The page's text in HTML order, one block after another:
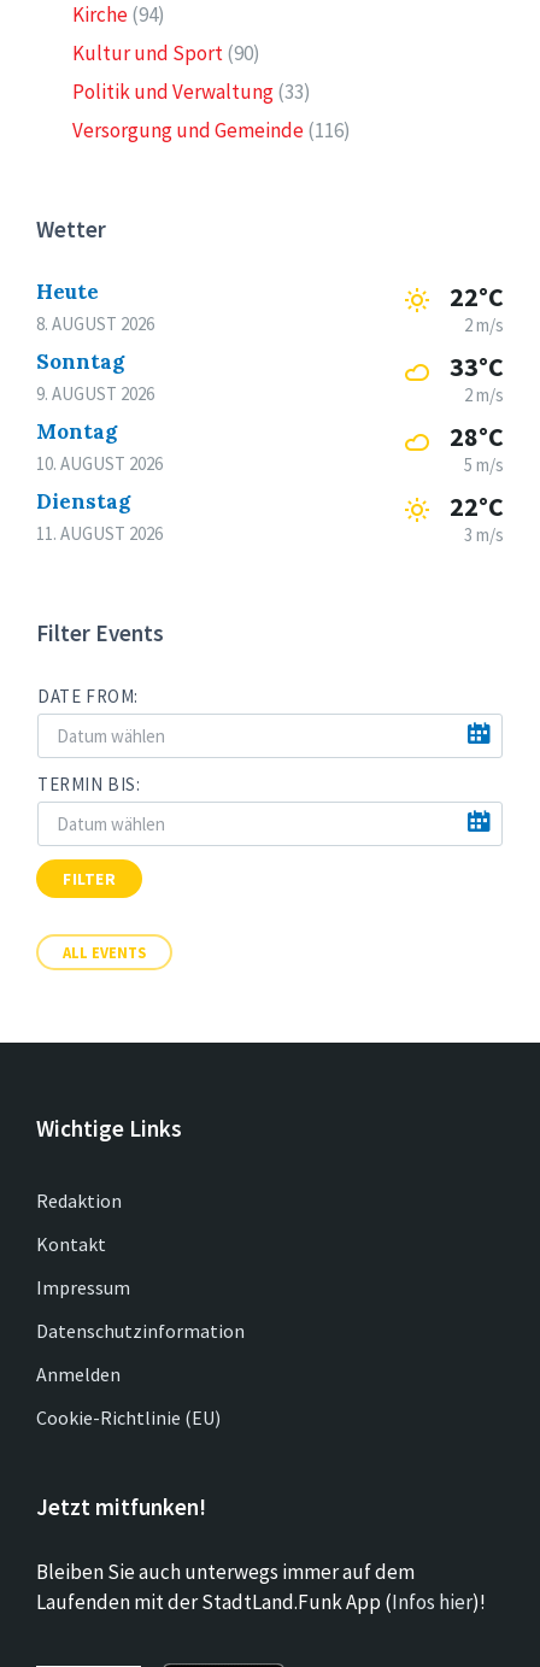
Kirche(94)
Kultur und Sport(90)
Politik und Verwaltung(33)
Versorgung und Gemeinde(116)
Wetter
Heute
8. AUGUST 2026
22°C
2 m/s
Sonntag
9. AUGUST 2026
33°C
2 m/s
Montag
10. AUGUST 2026
28°C
5 m/s
Dienstag
11. AUGUST 2026
22°C
3 m/s
Filter Events
DATE FROM:
TERMIN BIS:
FILTER
ALL EVENTS
Wichtige Links
Redaktion
Kontakt
Impressum
Datenschutzinformation
Anmelden
Cookie-Richtlinie (EU)
Jetzt mitfunken!
Bleiben Sie auch unterwegs immer auf dem
Laufenden mit der StadtLand.Funk App (Infos hier)!